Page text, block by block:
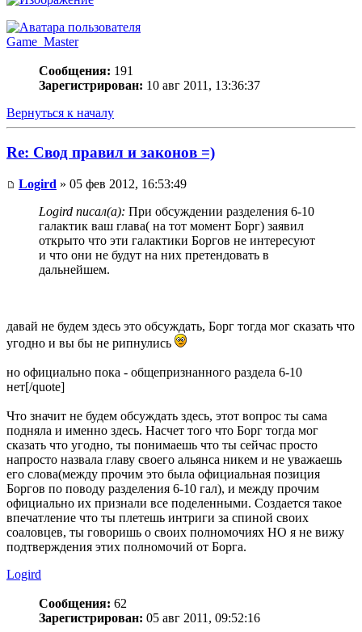
Game_Master
Сообщения: 191
Зарегистрирован: 10 авг 2011, 13:36:37
Вернуться к началу
Re: Свод правил и законов =)
Logird » 05 фев 2012, 16:53:49
Logird писал(а): При обсуждении разделения 6-10
галактик ваш глава( на тот момент Борг) заявил
открыто что эти галактики Боргов не интересуют
и что они не будут на них претендовать в
дальнейшем.
давай не будем здесь это обсуждать, Борг тогда мог сказать что
угодно и вы бы не рипнулись
но официально пока - общепризнанного раздела 6-10
нет[/quote]
Что значит не будем обсуждать здесь, этот вопрос ты сама
подняла и именно здесь. Насчет того что Борг тогда мог
сказать что угодно, ты понимаешь что ты сейчас просто
напросто назвала главу своего альянса никем и не уважаешь
его слова(между прочим это была официальная позиция
Боргов по поводу разделения 6-10 гал), и между прочим
официально их признали все поделенными. Создается такое
впечатление что ты плетешь интриги за спиной своих
соаловцев, ты говоришь о своих полномочиях НО я не вижу
подтверждения этих полномочий от Борга.
Logird
Сообщения: 62
Зарегистрирован: 05 авг 2011, 09:52:16